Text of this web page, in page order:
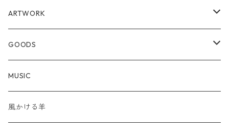
ARTWORK
ORIGINAL ARTWORK
MINI
F4
ARTWORK GOODS
GOODS
STICKER
OTHER
MUSIC
風かける羊